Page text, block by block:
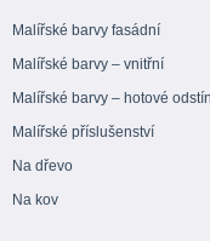
Malířské barvy fasádní
Malířské barvy – vnitřní
Malířské barvy – hotové
Malířské příslušenství
Na dřevo
Na kov